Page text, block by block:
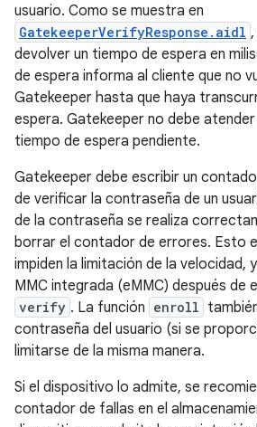
usuario. Como se muestra en
GatekeeperVerifyResponse.aidl
devolver un tiempo de espera en
de espera informa al cliente que no
Gatekeeper hasta que haya
espera. Gatekeeper no debe
tiempo de espera pendiente.
Gatekeeper debe escribir un
de verificar la contraseña de un
de la contraseña se realiza
borrar el contador de errores. Esto
impiden la limitación de la velocidad,
MMC integrada (eMMC) después de
verify . La función enroll
contraseña del usuario (si se
limitarse de la misma manera.
Si el dispositivo lo admite, se
contador de fallas en el